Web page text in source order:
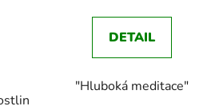
DETAIL
"Hluboká meditace"